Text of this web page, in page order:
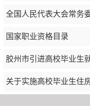
全国人民代表大会常务
国家职业资格目录
胶州市引进高校毕业生
关于实施高校毕业生住